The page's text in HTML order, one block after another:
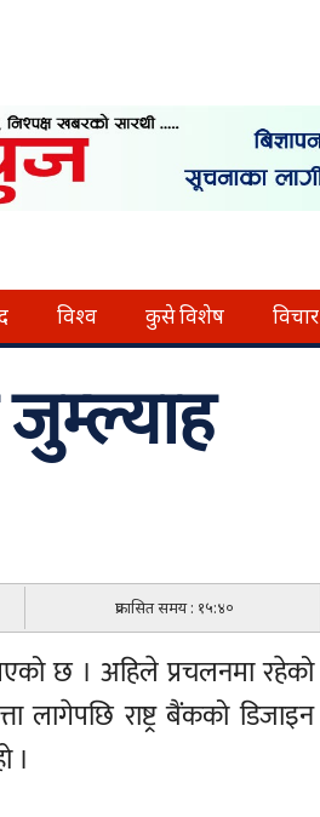
विश्व कुसे विशेष विचार
प्रकासित समय : १५:४०
छ । अहिले प्रचलनमा रहेको
लागेपछि राष्ट्र बैंकको डिजाइन
।